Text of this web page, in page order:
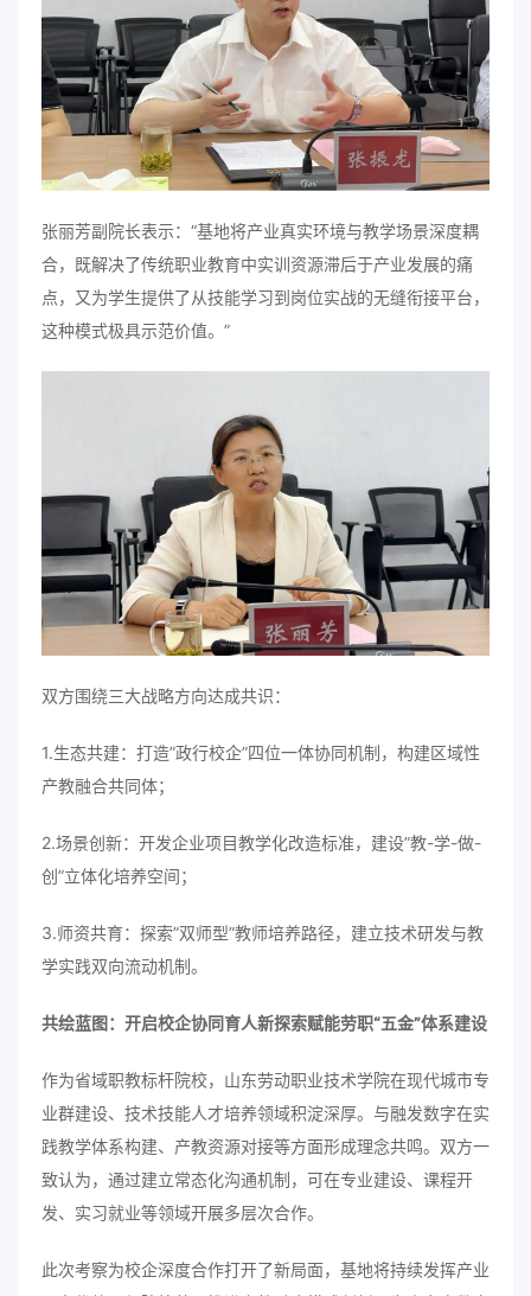
张丽芳副院长表示：“基地将产业真实环境与教学场景深度耦
合，既解决了传统职业教育中实训资源滞后于产业发展的痛
点，又为学生提供了从技能学习到岗位实战的无缝衔接平台，
这种模式极具示范价值。”
双方围绕三大战略方向达成共识：
1.生态共建：打造”政行校企”四位一体协同机制，构建区域性
产教融合共同体；
2.场景创新：开发企业项目教学化改造标准，建设”教-学-做-
创”立体化培养空间；
3.师资共育：探索”双师型”教师培养路径，建立技术研发与教
学实践双向流动机制。
共绘蓝图：开启校企协同育人新探索赋能劳职“五金”体系建设
作为省域职教标杆院校，山东劳动职业技术学院在现代城市专
业群建设、技术技能人才培养领域积淀深厚。与融发数字在实
践教学体系构建、产教资源对接等方面形成理念共鸣。双方一
致认为，通过建立常态化沟通机制，可在专业建设、课程开
发、实习就业等领域开展多层次合作。
此次考察为校企深度合作打开了新局面，基地将持续发挥产业